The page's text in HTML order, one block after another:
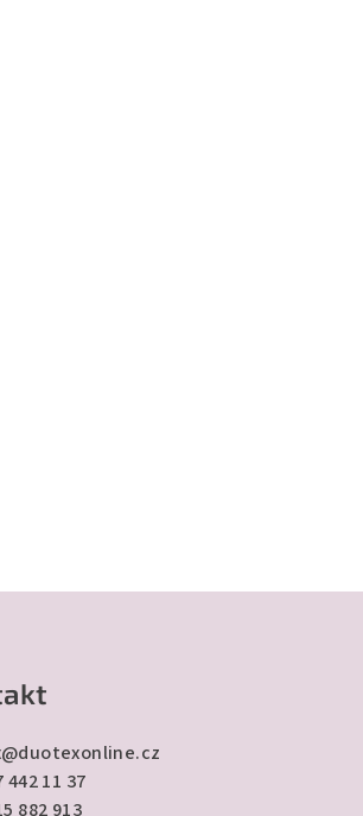
@duotexonline.cz
442 11 37
882 913